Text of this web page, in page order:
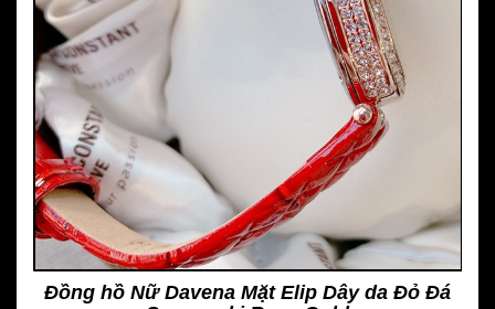
Đồng hồ Nữ Davena Mặt Elip Dây da Đỏ Đá